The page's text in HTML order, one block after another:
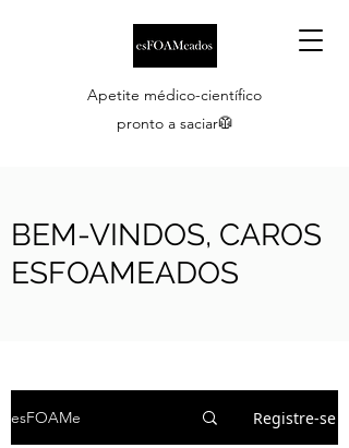
Apetite médico-científico
pronto a saciar🥼
BEM-VINDOS, CAROS
ESFOAMEADOS
esFOAMe Registre-se